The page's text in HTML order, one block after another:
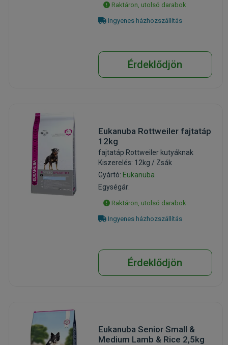
Raktáron, utolsó darabok
Ingyenes házhozszállítás
Érdeklődjön
Eukanuba Rottweiler fajtatáp
12kg
fajtatáp Rottweiler kutyáknak
Kiszerelés: 12kg / Zsák
Gyártó: Eukanuba
Egységár:
Raktáron, utolsó darabok
Ingyenes házhozszállítás
Érdeklődjön
Eukanuba Senior Small &
Medium Lamb & Rice 2,5kg